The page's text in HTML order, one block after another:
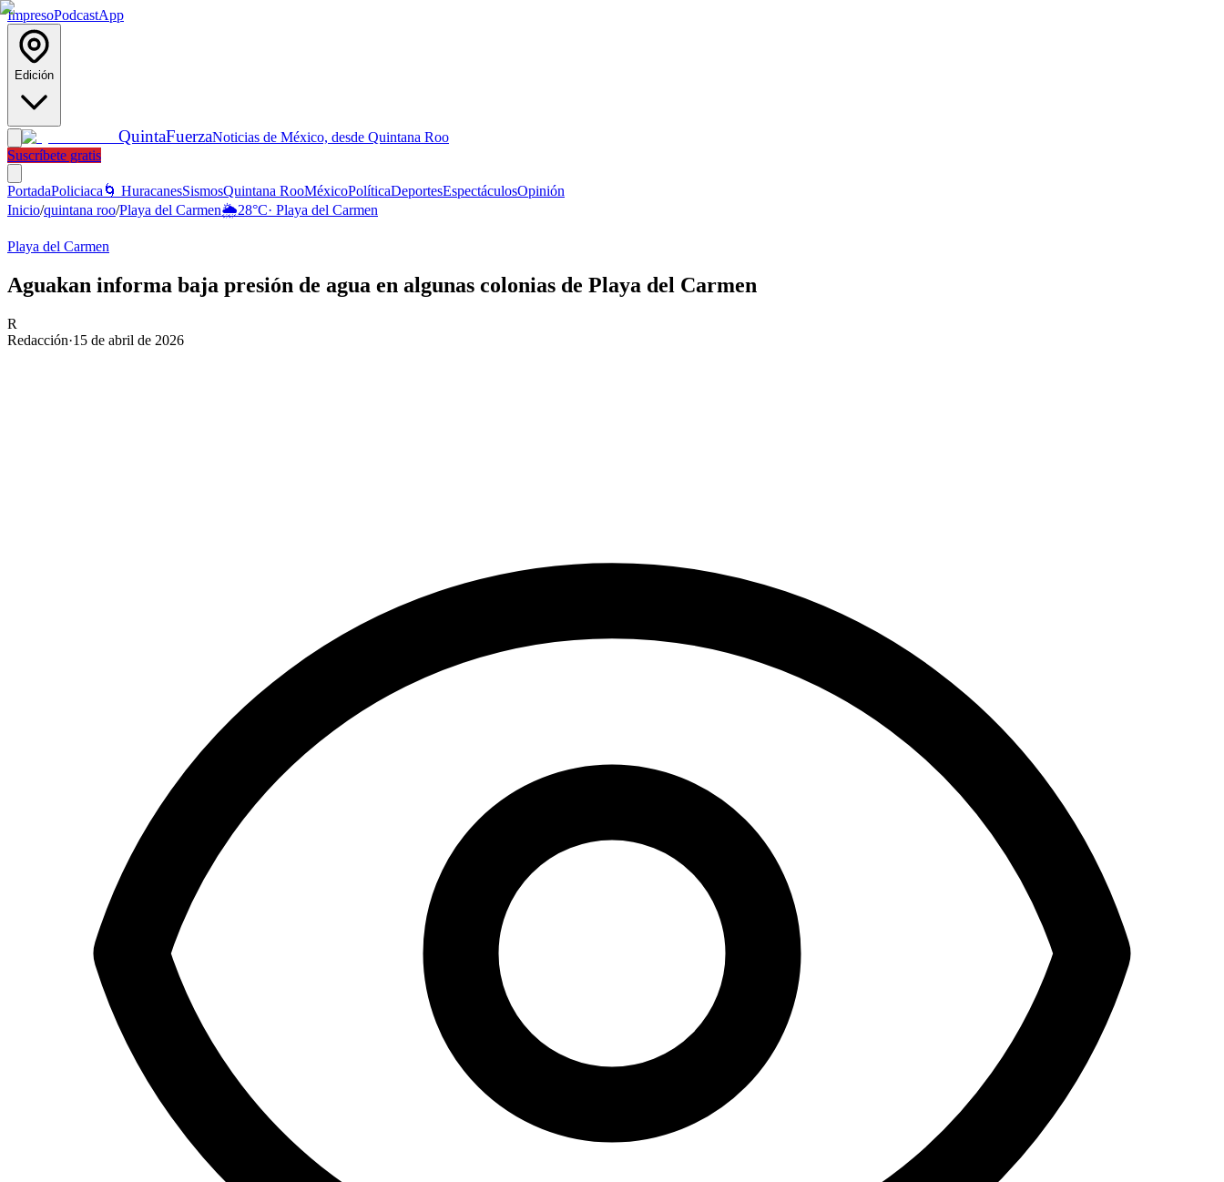
ImpresoPodcastApp
Edición
QuintaFuerzaNoticias de México, desde Quintana Roo
Suscríbete gratis
PortadaPoliciaca 🌀 HuracanesSismosQuintana RooMéxicoPolíticaDeportesEspectáculosOpinión
Inicio/quintana roo/Playa del Carmen🌦️28°C· Playa del Carmen
Playa del Carmen
Aguakan informa baja presión de agua en algunas colonias de Playa del Carmen
R
Redacción·15 de abril de 2026